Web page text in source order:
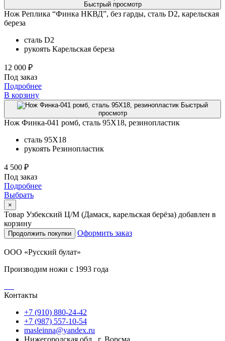
Быстрый просмотр
Нож Реплика “Финка НКВД”, без гарды, сталь D2, карельская
береза
сталь D2
рукоять Карельская береза
12 000 ₽
Под заказ
Подробнее
В корзину
Быстрый
просмотр
Нож Финка-041 ромб, сталь 95Х18, резинопластик
сталь 95Х18
рукоять Резинопластик
4 500 ₽
Под заказ
Подробнее
Выбрать
×
Товар Узбекский Ц/М (Дамаск, карельская берёза) добавлен в
корзину
Продолжить покупки Оформить заказ
ООО «Русский булат»
Производим ножи с 1993 года
Контакты
+7 (910) 880-24-42
+7 (987) 557-10-54
masleinna@yandex.ru